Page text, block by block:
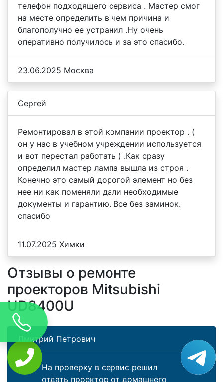
телефон подходящего сервиса . Мастер смог
на месте определить в чем причина и
благополучно ее устранил .Ну очень
оперативно получилось и за это спасибо.
23.06.2025 Москва
Сергей
Ремонтировал в этой компании проектор . (
он у нас в учебном учреждении используется
и вот перестал работать ) .Как сразу
определил мастер лампа вышла из строя .
Конечно это самый дорогой элемент но без
нее ни как поменяли дали необходимые
документы и гарантию. Все без заминок.
спасибо
11.07.2025 Химки
Отзывы о ремонте
проекторов Mitsubishi
UD8400U
Дмитрий Петрович
На проверку в сервис решил
отдать проектор от домашнего